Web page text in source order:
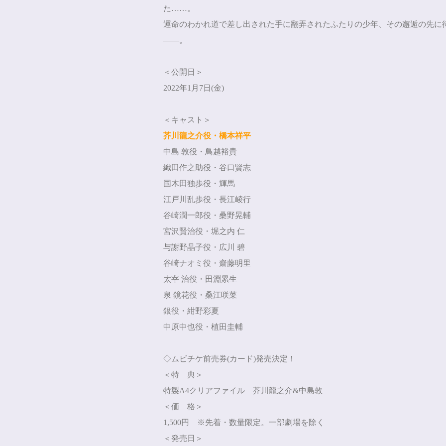
た……。
運命のわかれ道で差し出された手に翻弄されたふたりの少年、その邂逅の先に
――。
＜公開日＞
2022年1 月 7日 (金)
＜キャスト＞
芥川龍之介役・橋本祥平
中島 敦役・鳥越裕貴
織田作之助役・谷口賢志
国木田独歩役・輝馬
江戸川乱歩役・長江崚行
谷崎潤一郎役・桑野晃輔
宮沢賢治役・堀之内 仁
与謝野晶子役・広川 碧
谷崎ナオミ役・齋藤明里
太宰 治役・田淵累生
泉 鏡花役・桑江咲菜
銀役・紺野彩夏
中原中也役・植田圭輔
◇ムビチケ前売券(カード)発売決定！
＜特 典＞
特製A4クリアファイル 芥川龍之介&中島敦
＜価 格＞
1,500円 ※先着・数量限定。一部劇場を除く
＜発売日＞